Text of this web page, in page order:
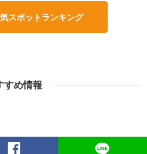
スポットランキング
すめ情報